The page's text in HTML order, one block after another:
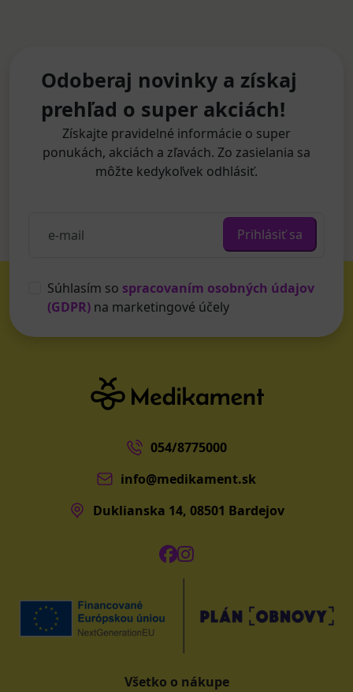
Odoberaj novinky a získaj
prehľad o super akciách!
Získajte pravidelné informácie o super
ponukách, akciách a zľavách. Zo zasielania sa
môžte kedykoľvek odhlásiť.
Prihlásiť sa
Súhlasím so spracovaním osobných údajov
(GDPR) na marketingové účely
054/8775000
info@medikament.sk
Duklianska 14, 08501 Bardejov
Všetko o nákupe